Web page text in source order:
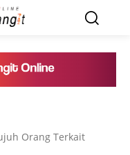
Orang Terkait